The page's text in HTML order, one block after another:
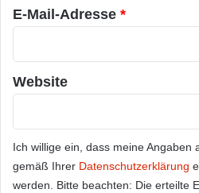
E-Mail-Adresse *
Website
Ich willige ein, dass meine Angaben
gemäß Ihrer Datenschutzerklärung
werden. Bitte beachten: Die erteilte